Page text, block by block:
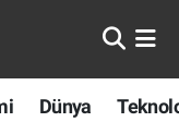
Dünya